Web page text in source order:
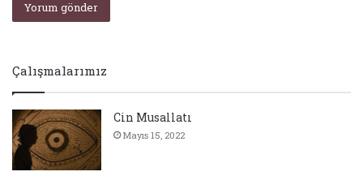
Çalışmalarımız
Cin Musallatı
Mayıs 15, 2022